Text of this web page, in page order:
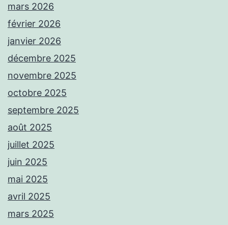
mars 2026
février 2026
janvier 2026
décembre 2025
novembre 2025
octobre 2025
septembre 2025
août 2025
juillet 2025
juin 2025
mai 2025
avril 2025
mars 2025